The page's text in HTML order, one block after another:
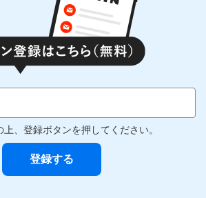
上、登録ボタンを押してください。